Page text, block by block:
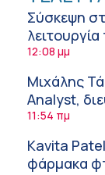
Σύσκεψη
φαρμάκων
12:08 μμ
Μιχάλης
Analyst,
Ανάπτυξης
11:54 πμ
Kavita
φάρμακα